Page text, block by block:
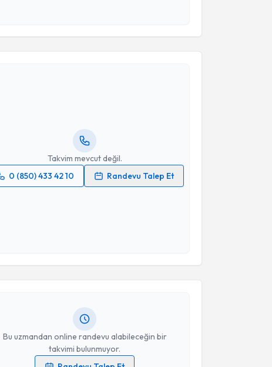
Takvim mevcut değil.
0 (850) 433 42 10
Randevu Talep Et
Takvimi Talebi
Bu uzmandan online randevu alabileceğin bir
takvimi bulunmuyor.